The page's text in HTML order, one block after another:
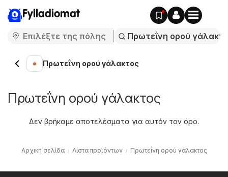
Fylladiomat
Πρωτεΐνη ορού γάλακτος
Πρωτεΐνη ορού γάλακτος
Δεν βρήκαμε αποτελέσματα για αυτόν τον όρο.
Αρχική σελίδα Λίστα προϊόντων Πρωτεΐνη ορού γάλακτος